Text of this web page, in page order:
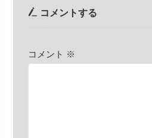
コメントする
コメント ※